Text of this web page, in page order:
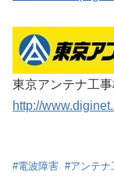
東京アンテナ工
http://
#電波障害 #アンテナ